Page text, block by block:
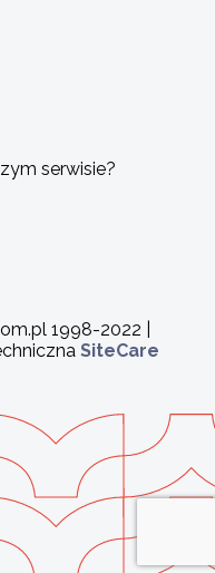
serwisie?
1998-2022 |
SiteCare